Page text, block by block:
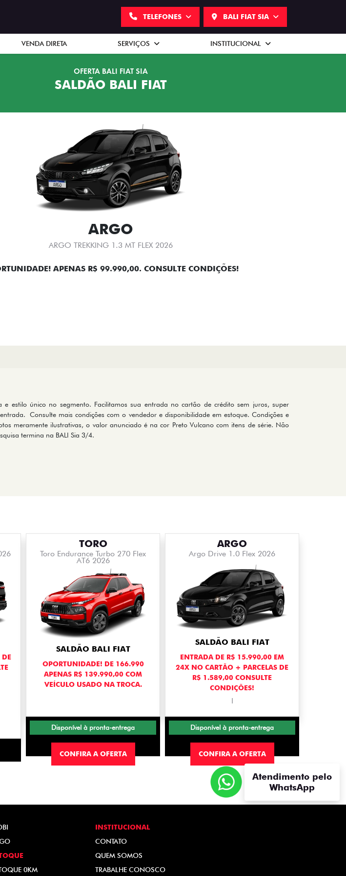
TELEFONES BALI FIAT SIA
VENDA DIRETA SERVIÇOS INSTITUCIONAL
OFERTA BALI FIAT SIA
SALDÃO BALI FIAT
ARGO
ARGO TREKKING 1.3 MT FLEX 2026
APENAS R$ 99.990,00. CONSULTE CONDIÇÕES!
e estilo único no segmento. Facilitamos sua entrada no cartão de crédito sem juros, super
Consulte mais condições com o vendedor e disponibilidade em estoque. Condições e
meramente ilustrativas, o valor anunciado é na cor Preto Vulcano com itens de série. Não
termina na BALI Sia 3/4.
TORO
Toro Endurance Turbo 270 Flex
AT6 2026
SALDÃO BALI FIAT
OPORTUNIDADE! DE 166.990
APENAS R$ 139.990,00 COM
VEÍCULO USADO NA TROCA.
Disponível à pronta-entrega
CONFIRA A OFERTA
ARGO
Argo Drive 1.0 Flex 2026
SALDÃO BALI FIAT
ENTRADA DE R$ 15.990,00 EM
24X NO CARTÃO + PARCELAS DE
R$ 1.589,00 CONSULTE
CONDIÇÕES!
I
Disponível à pronta-entrega
CONFIRA A OFERTA
0KM
INSTITUCIONAL
CONTATO
QUEM SOMOS
TRABALHE CONOSCO
Atendimento pelo
WhatsApp